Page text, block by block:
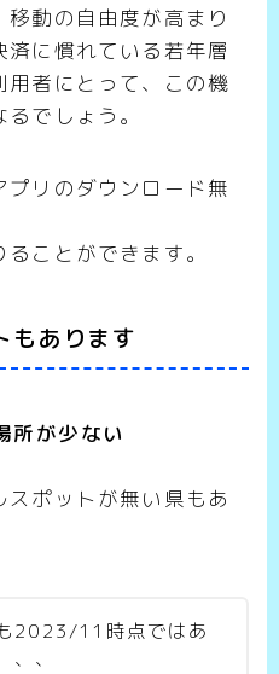
動の自由度が高まり
に慣れている若年層
者にとって、この機
でしょう。
プリのダウンロード無
ことができます。
もあります
所が少ない
ポットが無い県もあ
2023/11時点ではあ
、、